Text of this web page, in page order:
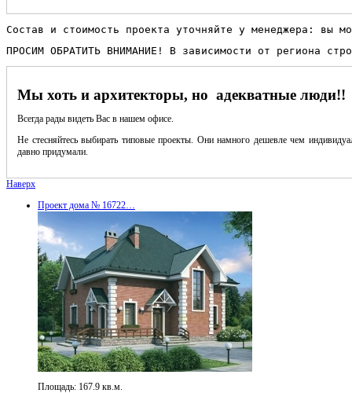
Состав и стоимость проекта уточняйте у менеджера:
ПРОСИМ ОБРАТИТЬ ВНИМАНИЕ! В зависимости от региона
Мы хоть и архитекторы, но адекватные люди!!
Всегда рады видеть Вас в нашем офисе.
Не стесняйтесь выбирать типовые проекты. Они намного дешевле чем
давно придумали.
Наверх
Проект дома № 16722…
Площадь: 167.9 кв.м.